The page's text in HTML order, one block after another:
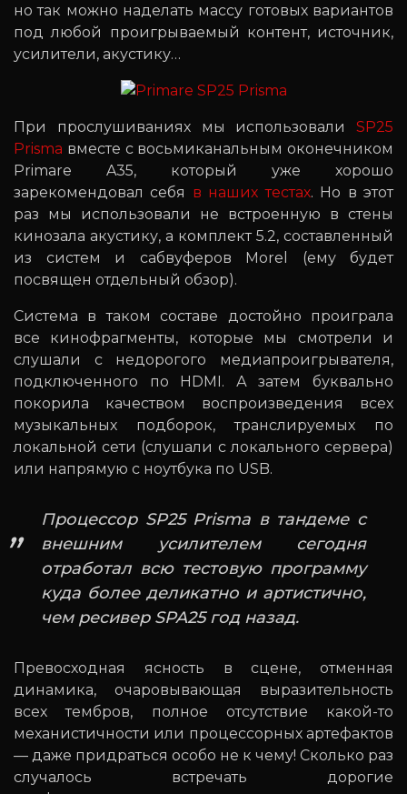
но так можно наделать массу готовых вариантов
под любой проигрываемый контент, источник,
усилители, акустику…
При прослушиваниях мы использовали SP25
Prisma вместе с восьмиканальным оконечником
Primare A35, который уже хорошо
зарекомендовал себя в наших тестах. Но в этот
раз мы использовали не встроенную в стены
кинозала акустику, а комплект 5.2, составленный
из систем и сабвуферов Morel (ему будет
посвящен отдельный обзор).
Система в таком составе достойно проиграла
все кинофрагменты, которые мы смотрели и
слушали с недорогого медиапроигрывателя,
подключенного по HDMI. А затем буквально
покорила качеством воспроизведения всех
музыкальных подборок, транслируемых по
локальной сети (слушали с локального сервера)
или напрямую с ноутбука по USB.
Процессор SP25 Prisma в тандеме с
внешним усилителем сегодня
отработал всю тестовую программу
куда более деликатно и артистично,
чем ресивер SPA25 год назад.
Превосходная ясность в сцене, отменная
динамика, очаровывающая выразительность
всех тембров, полное отсутствие какой-то
механистичности или процессорных артефактов
— даже придраться особо не к чему! Сколько раз
случалось встречать дорогие